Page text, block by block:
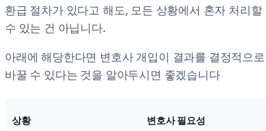
환급 절차가 있다고 해도, 모든 상황에서 혼자 처리할
수 있는 건 아닙니다.
아래에 해당한다면 변호사 개입이 결과를 결정적으로
바꿀 수 있다는 것을 알아두시면 좋겠습니다
상황 변호사 필요성